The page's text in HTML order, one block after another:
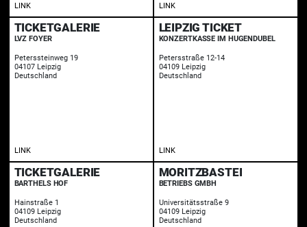
LINK LINK
TICKETGALERIE
LVZ FOYER
Peterssteinweg 19
04107 Leipzig
Deutschland
LINK
LEIPZIG TICKET
KONZERTKASSE IM HUGENDUBEL
Petersstraße 12-14
04109 Leipzig
Deutschland
LINK
TICKETGALERIE
BARTHELS HOF
Hainstraße 1
04109 Leipzig
Deutschland
MORITZBASTEI
BETRIEBS GMBH
Universitätsstraße 9
04109 Leipzig
Deutschland